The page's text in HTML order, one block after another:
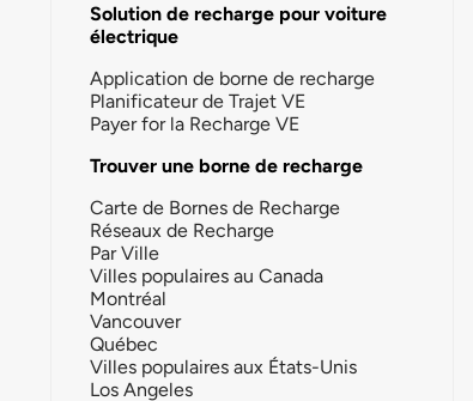
Solution de recharge pour voiture
électrique
Application de borne de recharge
Planificateur de Trajet VE
Payer for la Recharge VE
Trouver une borne de recharge
Carte de Bornes de Recharge
Réseaux de Recharge
Par Ville
Villes populaires au Canada
Montréal
Vancouver
Québec
Villes populaires aux États-Unis
Los Angeles